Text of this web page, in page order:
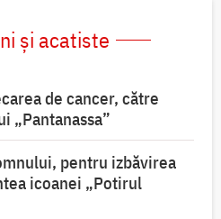
și acatiste
de cancer, către
„Pantanassa”
pentru izbăvirea
icoanei „Potirul